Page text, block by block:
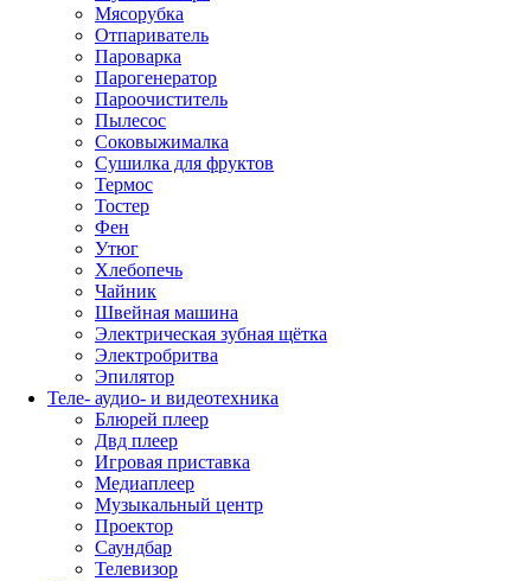
Мясорубка
Отпариватель
Пароварка
Парогенератор
Пароочиститель
Пылесос
Соковыжималка
Сушилка для фруктов
Термос
Тостер
Фен
Утюг
Хлебопечь
Чайник
Швейная машина
Электрическая зубная щётка
Электробритва
Эпилятор
Теле- аудио- и видеотехника
Блюрей плеер
Двд плеер
Игровая приставка
Медиаплеер
Музыкальный центр
Проектор
Саундбар
Телевизор